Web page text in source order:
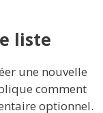
liste
une nouvelle
comment
optionnel.